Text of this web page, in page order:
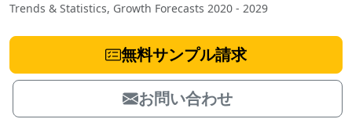
Trends & Statistics, Growth Forecasts 2020 - 2029
無料サンプル請求
お問い合わせ